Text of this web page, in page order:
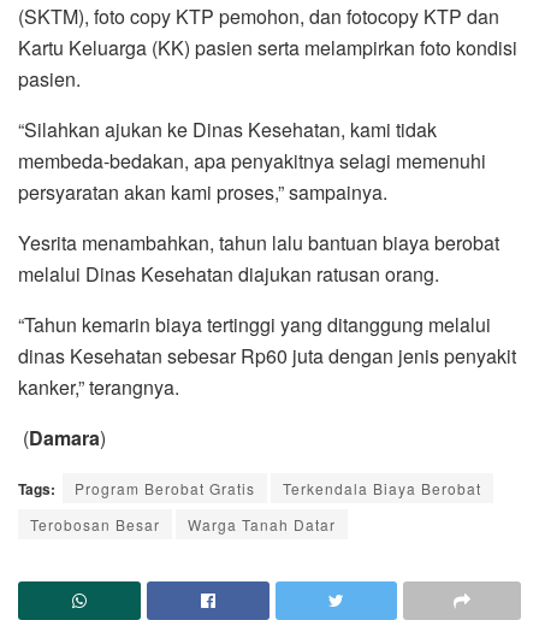
(SKTM), foto copy KTP pemohon, dan fotocopy KTP dan
Kartu Keluarga (KK) pasien serta melampirkan foto kondisi
pasien.
“Silahkan ajukan ke Dinas Kesehatan, kami tidak
membeda-bedakan, apa penyakitnya selagi memenuhi
persyaratan akan kami proses,” sampainya.
Yesrita menambahkan, tahun lalu bantuan biaya berobat
melalui Dinas Kesehatan diajukan ratusan orang.
“Tahun kemarin biaya tertinggi yang ditanggung melalui
dinas Kesehatan sebesar Rp60 juta dengan jenis penyakit
kanker,” terangnya.
(Damara)
Tags: Program Berobat Gratis
Terkendala Biaya Berobat
Terobosan Besar
Warga Tanah Datar